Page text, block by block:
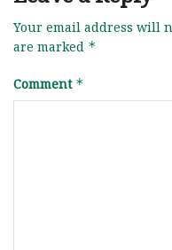
Your email address will
are marked *
Comment *